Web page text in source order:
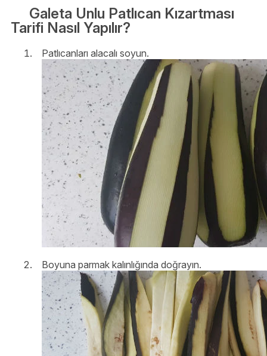
Galeta Unlu Patlıcan Kızartması
Tarifi Nasıl Yapılır?
Patlıcanları alacalı soyun.
Boyuna parmak kalınlığında doğrayın.